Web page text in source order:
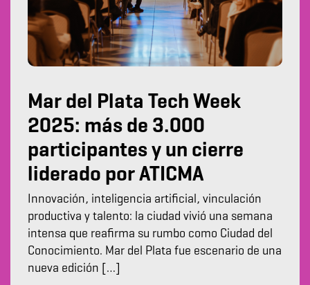
Mar del Plata Tech Week
2025: más de 3.000
participantes y un cierre
liderado por ATICMA
Innovación, inteligencia artificial, vinculación
productiva y talento: la ciudad vivió una semana
intensa que reafirma su rumbo como Ciudad del
Conocimiento. Mar del Plata fue escenario de una
nueva edición […]